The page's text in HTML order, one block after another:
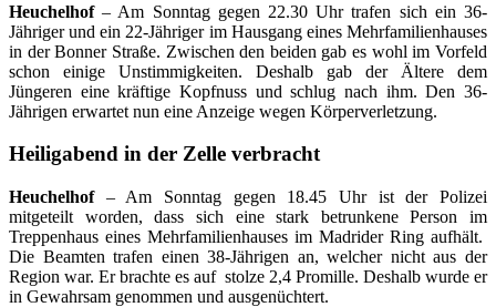
Heuchelhof– Am Sonntag gegen 22.30 Uhr trafen sich ein 36-
Jähriger und ein 22-Jähriger im Hausgang eines Mehrfamilienhauses
in der Bonner Straße. Zwischen den beiden gab es wohl im Vorfeld
schon einige Unstimmigkeiten. Deshalb gab der Ältere dem
Jüngeren eine kräftige Kopfnuss und schlug nach ihm. Den 36-
Jährigen erwartet nun eine Anzeige wegen Körperverletzung.
Heiligabend in der Zelle verbracht
Heuchelhof– Am Sonntag gegen 18.45 Uhr ist der Polizei
mitgeteilt worden, dass sich eine stark betrunkene Person im
Treppenhaus eines Mehrfamilienhauses im Madrider Ring aufhält.
Die Beamten trafen einen 38-Jährigen an, welcher nicht aus der
Region war. Er brachte es auf stolze 2,4 Promille. Deshalb wurde er
in Gewahrsam genommen und ausgenüchtert.